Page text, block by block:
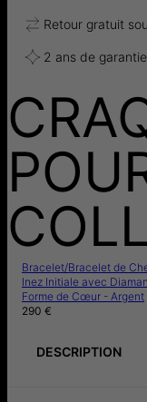
Retour gratuit
2 ans de garantie
Bracelet/Bracelet de
Inez Initiale avec
Forme de Cœur - Argent
290 €
DESCRIPTION